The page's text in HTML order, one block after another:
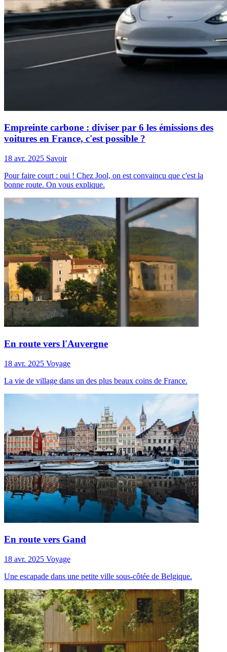
Empreinte carbone : diviser par 6 les émissions des
voitures en France, c'est possible ?
18 avr. 2025 Savoir
Pour faire court : oui ! Chez Jool, on est convaincu que c'est la
bonne route. On vous explique.
En route vers l'Auvergne
18 avr. 2025 Voyage
La vie de village dans un des plus beaux coins de France.
En route vers Gand
18 avr. 2025 Voyage
Une escapade dans une petite ville sous-côtée de Belgique.